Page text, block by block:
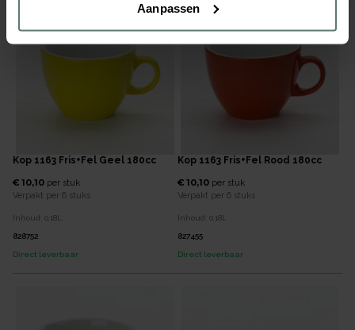
Aanpassen
Kop 1163 Fris+Fel Geel 180cc
€ 10,10 per stuk
Verpakt per 6 stuks
Inhoud: 0,18L
828752
Direct leverbaar
Kop 1163 Fris+Fel Rood 180cc
€ 10,10 per stuk
Verpakt per 6 stuks
Inhoud: 0,18L
827455
Direct leverbaar